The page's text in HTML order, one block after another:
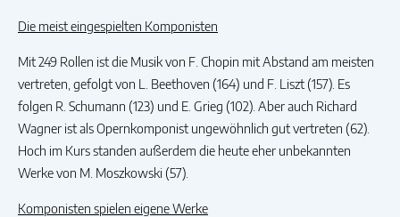
Die meist eingespielten Komponisten
Mit 249 Rollen ist die Musik von F. Chopin mit Abstand am meisten
vertreten, gefolgt von L. Beethoven (164) und F. Liszt (157). Es
folgen R. Schumann (123) und E. Grieg (102). Aber auch Richard
Wagner ist als Opernkomponist ungewöhnlich gut vertreten (62).
Hoch im Kurs standen außerdem die heute eher unbekannten
Werke von M. Moszkowski (57).
Komponisten spielen eigene Werke